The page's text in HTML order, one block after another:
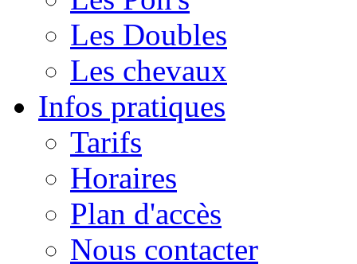
Les Doubles
Les chevaux
Infos pratiques
Tarifs
Horaires
Plan d'accès
Nous contacter